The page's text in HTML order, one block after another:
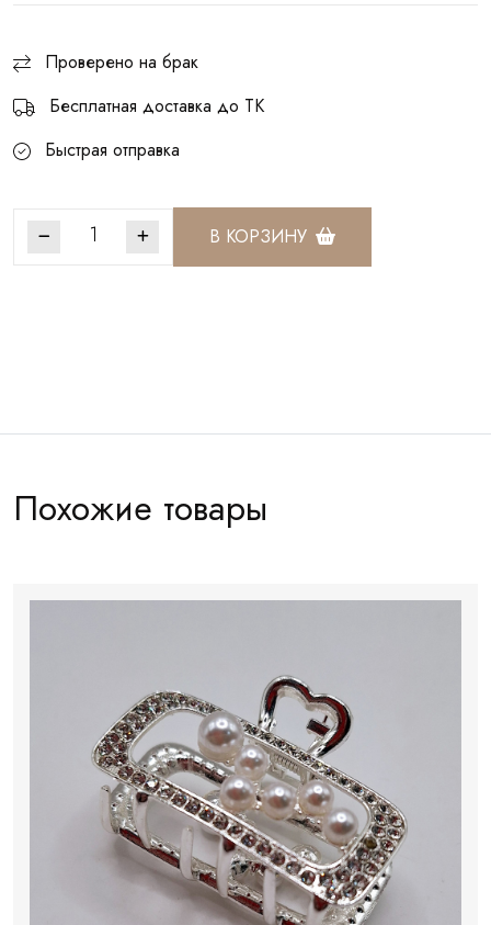
Проверено на брак
Бесплатная доставка до ТК
Быстрая отправка
В КОРЗИНУ
Похожие товары